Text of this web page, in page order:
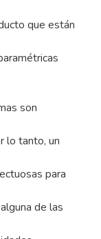
que están
son
lo tanto, un
para
de las